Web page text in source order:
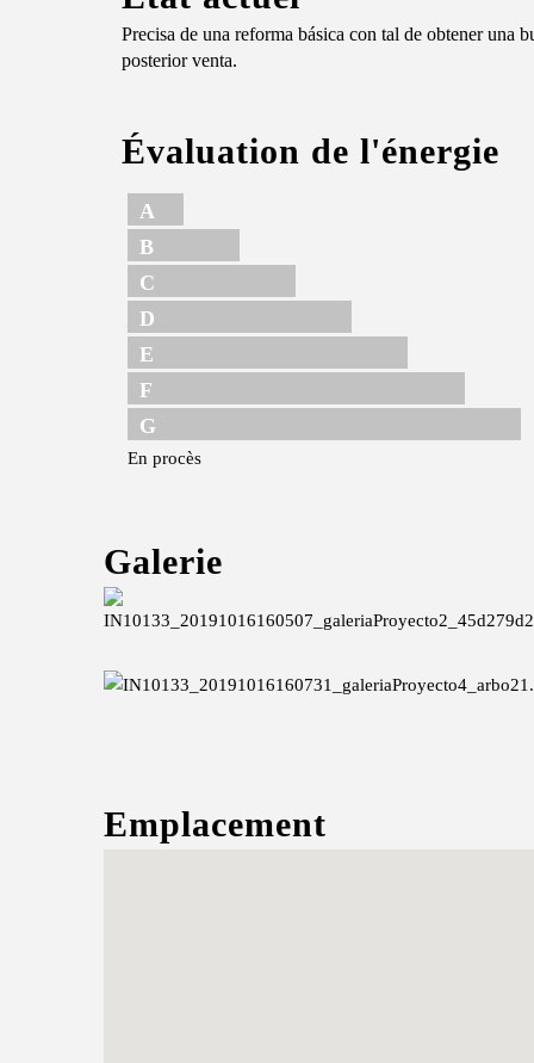
Precisa de una reforma básica con tal de obtener una
posterior venta.
Évaluation de l'énergie
A
B
C
D
E
F
G
En procès
Galerie
Emplacement